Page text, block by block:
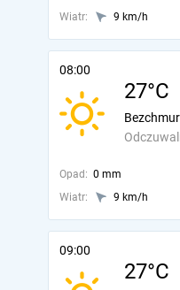
Wiatr: 9 km/h
08:00
27°C
Opad: 0 mm
Wiatr:
9 km/h
09:00
27°C